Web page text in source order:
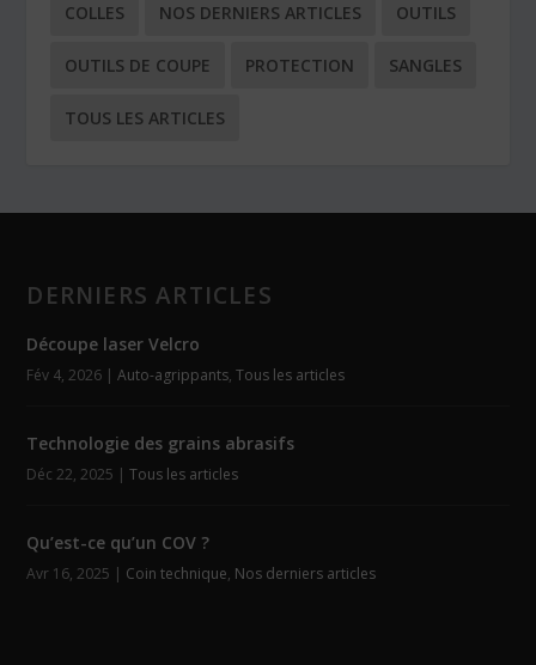
COLLES NOS DERNIERS ARTICLES OUTILS
OUTILS DE COUPE PROTECTION SANGLES
TOUS LES ARTICLES
DERNIERS ARTICLES
Découpe laser Velcro
Fév 4, 2026 |Auto-agrippants,Tous les articles
Technologie des grains abrasifs
Déc 22, 2025 |Tous les articles
Qu’est-ce qu’un COV ?
Avr 16, 2025 | Coin technique, Nos derniers articles